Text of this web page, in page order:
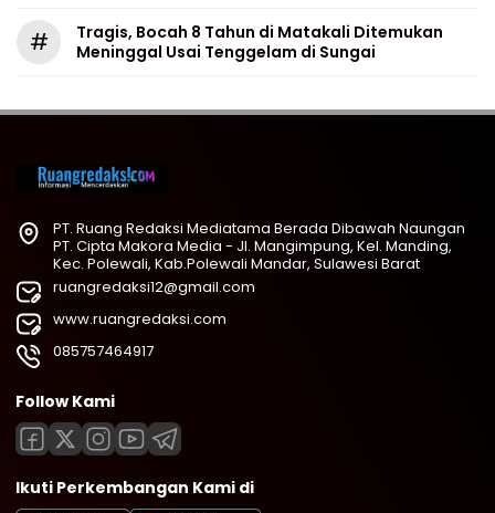
#
Tragis, Bocah 8 Tahun di Matakali Ditemukan
Meninggal Usai Tenggelam di Sungai
PT. Ruang Redaksi Mediatama Berada Dibawah Naungan
PT. Cipta Makora Media - Jl. Mangimpung, Kel. Manding,
Kec. Polewali, Kab.Polewali Mandar, Sulawesi Barat
ruangredaksi12@gmail.com
www.ruangredaksi.com
085757464917
Follow Kami
Ikuti Perkembangan Kami di